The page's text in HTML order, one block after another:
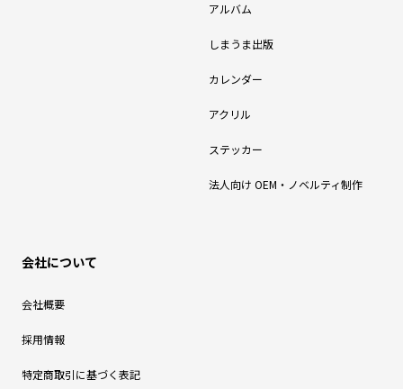
アルバム
しまうま出版
カレンダー
アクリル
ステッカー
法人向け OEM・ノベルティ制作
会社について
会社概要
採用情報
特定商取引に基づく表記